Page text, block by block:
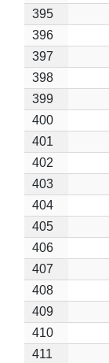
395
396
397
398
399
400
401
402
403
404
405
406
407
408
409
410
411